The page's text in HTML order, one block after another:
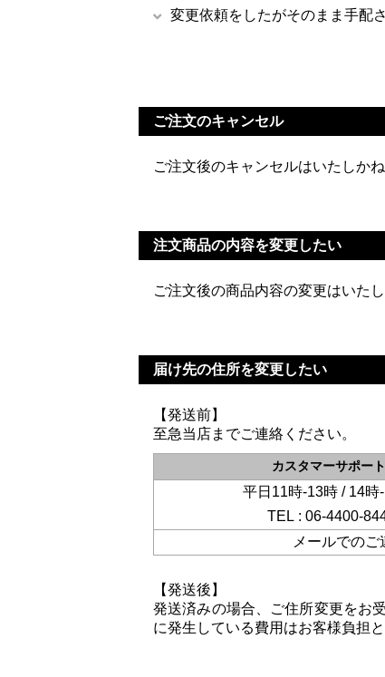
変更依頼をしたがそのまま手配
ご注文のキャンセル
ご注文後のキャンセルはいたしかね
注文商品の内容を変更したい
ご注文後の商品内容の変更はいたし
届け先の住所を変更したい
【発送前】
至急当店までご連絡ください。
カスタマーサポー
平日11時-13時 / 14時
TEL : 06-4400-
メールでのご
【発送後】
発送済みの場合、ご住所変更をお
に発生している費用はお客様負担